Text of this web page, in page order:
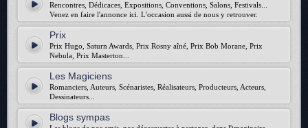
Rencontres, Dédicaces, Expositions, Conventions, Salons, Festivals...
Venez en faire l'annonce ici. L'occasion aussi de nous y retrouver.
Prix
Prix Hugo, Saturn Awards, Prix Rosny aîné, Prix Bob Morane, Prix
Nebula, Prix Masterton...
Les Magiciens
Romanciers, Auteurs, Scénaristes, Réalisateurs, Producteurs, Acteurs,
Dessinateurs...
Blogs sympas